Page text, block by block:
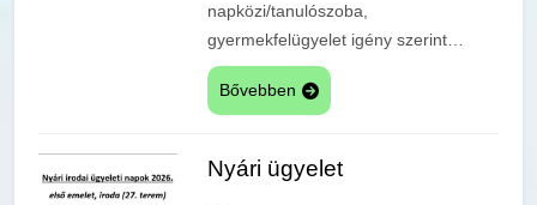
napközi/tanulószoba,
gyermekfelügyelet igény szerint…
Bővebben
Nyári ügyelet